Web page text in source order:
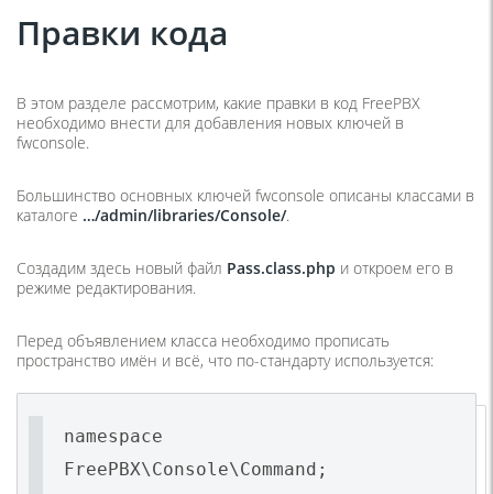
Правки кода
В этом разделе рассмотрим, какие правки в код FreePBX
необходимо внести для добавления новых ключей в
fwconsole.
Большинство основных ключей fwconsole описаны классами в
каталоге …/admin/libraries/Console/.
Создадим здесь новый файл Pass.class.php и откроем его в
режиме редактирования.
Перед объявлением класса необходимо прописать
пространство имён и всё, что по-стандарту используется:
namespace
FreePBX\Console\Command;